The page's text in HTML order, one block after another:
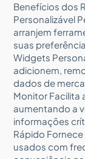
Benefícios dos
Personalizável
arranjem
suas
Widgets
adicionem,
dados de
Monitor Facilita
aumentando a
informações
Rápido
usados com